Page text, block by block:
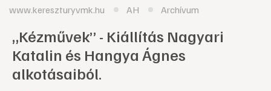
www.kereszturyvmk.hu AH Archívum
„Kézművek” - Kiállítás Nagyari
Katalin és Hangya Ágnes
alkotásaiból.